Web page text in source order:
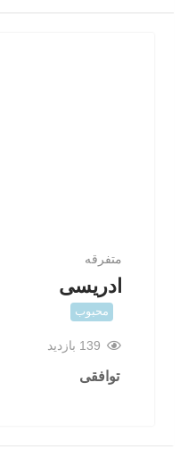
متفرقه
ادریسی
محبوب
139 بازدید
توافقی